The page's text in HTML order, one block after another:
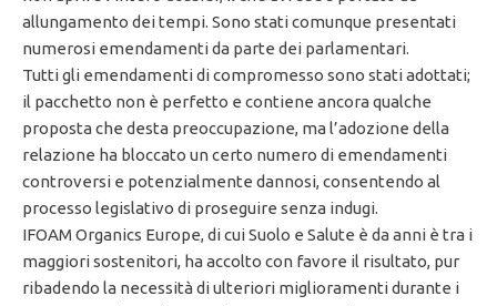
allungamento dei tempi. Sono stati comunque presentati
numerosi emendamenti da parte dei parlamentari.
Tutti gli emendamenti di compromesso sono stati adottati;
il pacchetto non è perfetto e contiene ancora qualche
proposta che desta preoccupazione, ma l’adozione della
relazione ha bloccato un certo numero di emendamenti
controversi e potenzialmente dannosi, consentendo al
processo legislativo di proseguire senza indugi.
IFOAM Organics Europe, di cui Suolo e Salute è da anni è tra i
maggiori sostenitori, ha accolto con favore il risultato, pur
ribadendo la necessità di ulteriori miglioramenti durante i